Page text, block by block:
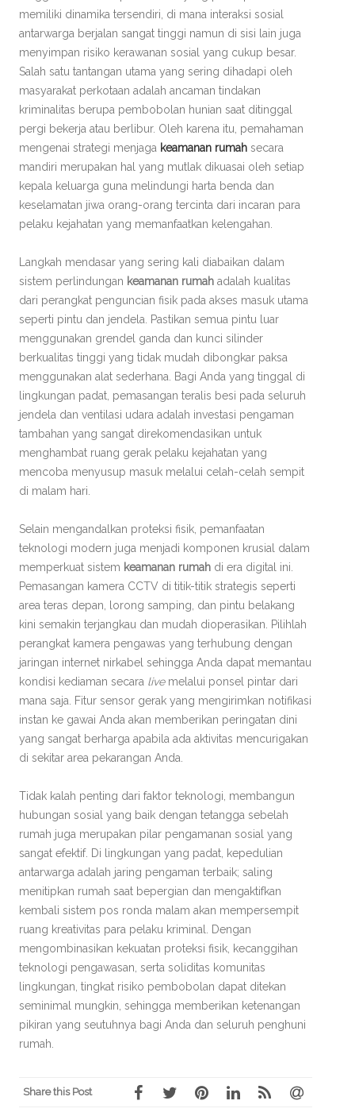
memiliki dinamika tersendiri, di mana interaksi sosial
antarwarga berjalan sangat tinggi namun di sisi lain juga
menyimpan risiko kerawanan sosial yang cukup besar.
Salah satu tantangan utama yang sering dihadapi oleh
masyarakat perkotaan adalah ancaman tindakan
kriminalitas berupa pembobolan hunian saat ditinggal
pergi bekerja atau berlibur. Oleh karena itu, pemahaman
mengenai strategi menjaga keamanan rumah secara
mandiri merupakan hal yang mutlak dikuasai oleh setiap
kepala keluarga guna melindungi harta benda dan
keselamatan jiwa orang-orang tercinta dari incaran para
pelaku kejahatan yang memanfaatkan kelengahan.
Langkah mendasar yang sering kali diabaikan dalam
sistem perlindungan keamanan rumah adalah kualitas
dari perangkat penguncian fisik pada akses masuk utama
seperti pintu dan jendela. Pastikan semua pintu luar
menggunakan grendel ganda dan kunci silinder
berkualitas tinggi yang tidak mudah dibongkar paksa
menggunakan alat sederhana. Bagi Anda yang tinggal di
lingkungan padat, pemasangan teralis besi pada seluruh
jendela dan ventilasi udara adalah investasi pengaman
tambahan yang sangat direkomendasikan untuk
menghambat ruang gerak pelaku kejahatan yang
mencoba menyusup masuk melalui celah-celah sempit
di malam hari.
Selain mengandalkan proteksi fisik, pemanfaatan
teknologi modern juga menjadi komponen krusial dalam
memperkuat sistem keamanan rumah di era digital ini.
Pemasangan kamera CCTV di titik-titik strategis seperti
area teras depan, lorong samping, dan pintu belakang
kini semakin terjangkau dan mudah dioperasikan. Pilihlah
perangkat kamera pengawas yang terhubung dengan
jaringan internet nirkabel sehingga Anda dapat memantau
kondisi kediaman secara livemelalui ponsel pintar dari
mana saja. Fitur sensor gerak yang mengirimkan notifikasi
instan ke gawai Anda akan memberikan peringatan dini
yang sangat berharga apabila ada aktivitas mencurigakan
di sekitar area pekarangan Anda.
Tidak kalah penting dari faktor teknologi, membangun
hubungan sosial yang baik dengan tetangga sebelah
rumah juga merupakan pilar pengamanan sosial yang
sangat efektif. Di lingkungan yang padat, kepedulian
antarwarga adalah jaring pengaman terbaik; saling
menitipkan rumah saat bepergian dan mengaktifkan
kembali sistem pos ronda malam akan mempersempit
ruang kreativitas para pelaku kriminal. Dengan
mengombinasikan kekuatan proteksi fisik, kecanggihan
teknologi pengawasan, serta soliditas komunitas
lingkungan, tingkat risiko pembobolan dapat ditekan
seminimal mungkin, sehingga memberikan ketenangan
pikiran yang seutuhnya bagi Anda dan seluruh penghuni
rumah.
Share this Post